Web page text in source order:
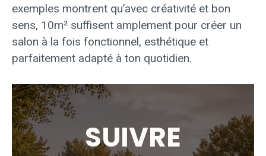
exemples montrent qu’avec créativité et bon
sens, 10m² suffisent amplement pour créer un
salon à la fois fonctionnel, esthétique et
parfaitement adapté à ton quotidien.
SUIVRE